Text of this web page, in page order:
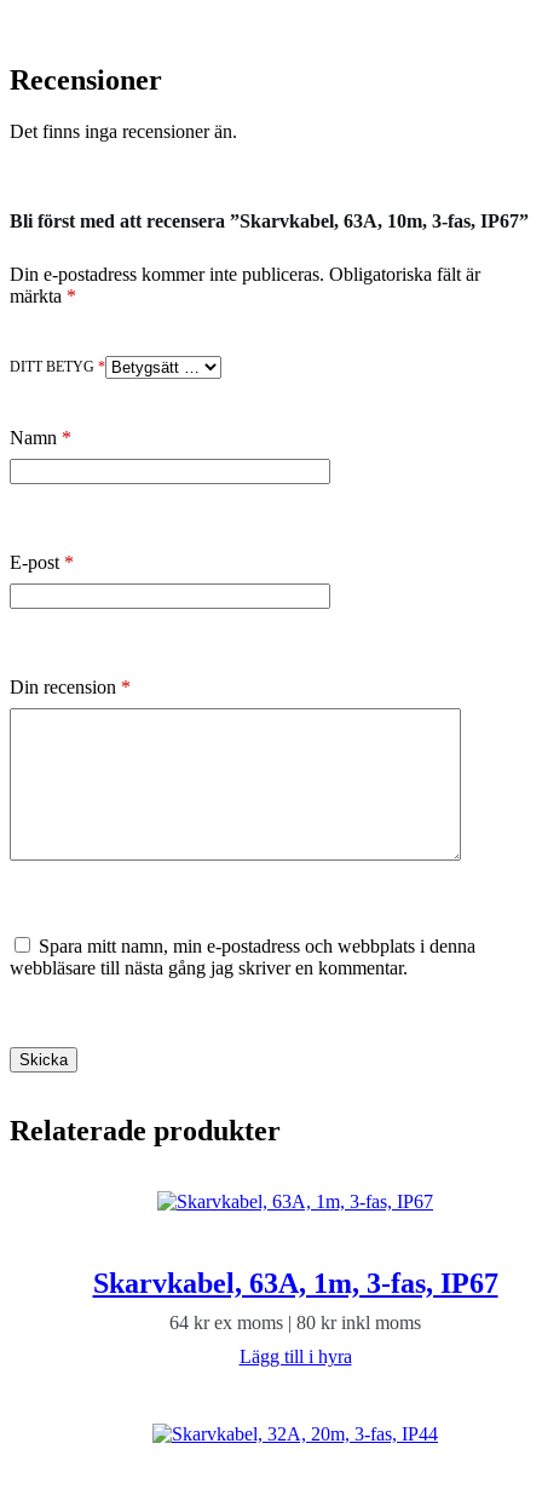
Recensioner
Det finns inga recensioner än.
Bli först med att recensera ”Skarvkabel, 63A, 10m, 3-fas, IP67”
Din e-postadress kommer inte publiceras. Obligatoriska fält är
märkta *
DITT BETYG *
Namn *
E-post *
Din recension *
Spara mitt namn, min e-postadress och webbplats i denna
webbläsare till nästa gång jag skriver en kommentar.
Skicka
Relaterade produkter
Skarvkabel, 63A, 1m, 3-fas, IP67
64 krex moms | 80 krinkl moms
Lägg till i hyra